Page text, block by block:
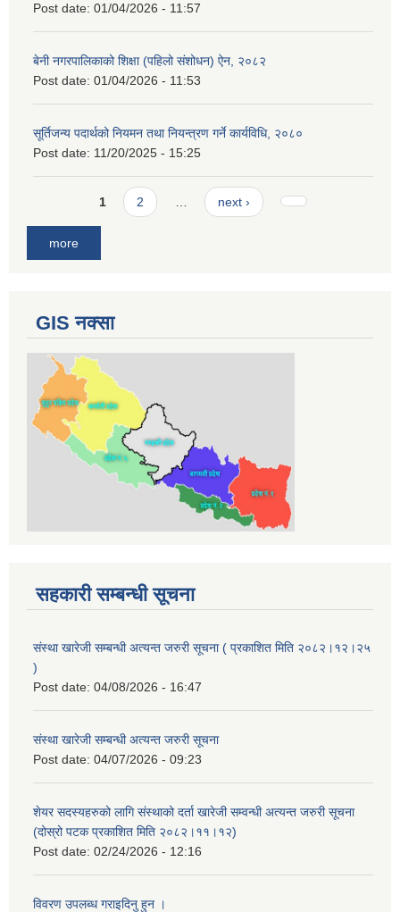
Post date: 01/04/2026 - 11:57
बेनी नगरपालिकाको शिक्षा (पहिलो संशोधन) ऐन, २०८२
Post date: 01/04/2026 - 11:53
सूर्तिजन्य पदार्थको नियमन तथा नियन्त्रण गर्ने कार्यविधि, २०८०
Post date: 11/20/2025 - 15:25
Pages1 2 next ›
more
GIS नक्सा
सहकारी सम्बन्धी सूचना
संस्था खारेजी सम्बन्धी अत्यन्त जरुरी सूचना ( प्रकाशित मिति २०८२।१२।२५
)
Post date: 04/08/2026 - 16:47
संस्था खारेजी सम्बन्धी अत्यन्त जरुरी सूचना
Post date: 04/07/2026 - 09:23
शेयर सदस्यहरुको लागि संस्थाको दर्ता खारेजी सम्वन्धी अत्यन्त जरुरी सूचना
(दोस्रो पटक प्रकाशित मिति २०८२।११।१२)
Post date: 02/24/2026 - 12:16
विवरण उपलब्ध गराइदिनु हुन ।